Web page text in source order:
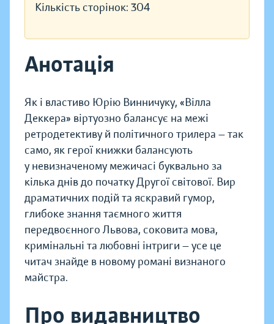
Кількість сторінок: 304
Анотація
Як і властиво Юрію Винничуку, «Вілла
Деккера» віртуозно балансує на межі
ретродетективу й політичного трилера — так
само, як герої книжки балансують
у невизначеному межичасі буквально за
кілька днів до початку Другої світової. Вир
драматичних подій та яскравий гумор,
глибоке знання таємного життя
передвоєнного Львова, соковита мова,
кримінальні та любовні інтриги — усе це
читач знайде в новому романі визнаного
майстра.
Про видавництво